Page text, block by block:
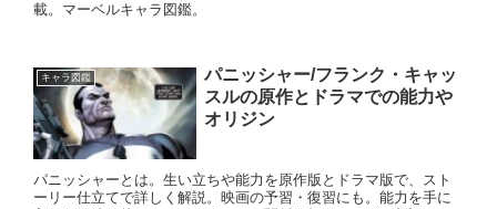
載。マーベルキャラ図鑑。
キャラ図鑑
パニッシャー/フランク・キャッ
スルの原作とドラマでの能力や
オリジン
パニッシャーとは。生い立ちや能力を原作版とドラマ版で、スト
ーリー仕立てで詳しく解説。映画の予習・復習にも。能力を手に